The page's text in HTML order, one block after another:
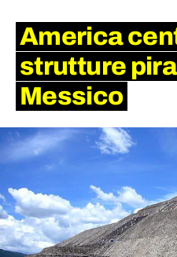
America
strutture
Messico